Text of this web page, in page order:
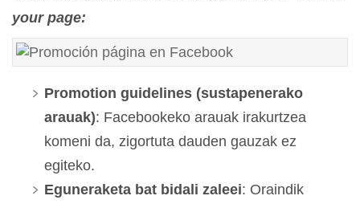
your page:
Promotion guidelines (sustapenerako
arauak): Facebookeko arauak irakurtzea
komeni da, zigortuta dauden gauzak ez
egiteko.
Eguneraketa bat bidali zaleei: Oraindik